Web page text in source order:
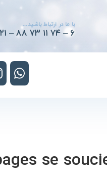
با ما در ارتباط باشید…
۰۲۱ – ۸۸ ۷۳ ۱۱ ۷۴ –
se